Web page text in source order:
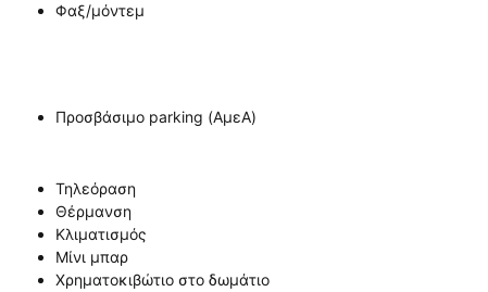
Φαξ/μόντεμ
Προσβάσιμο parking (ΑμεΑ)
Τηλεόραση
Θέρμανση
Κλιματισμός
Μίνι μπαρ
Χρηματοκιβώτιο στο δωμάτιο